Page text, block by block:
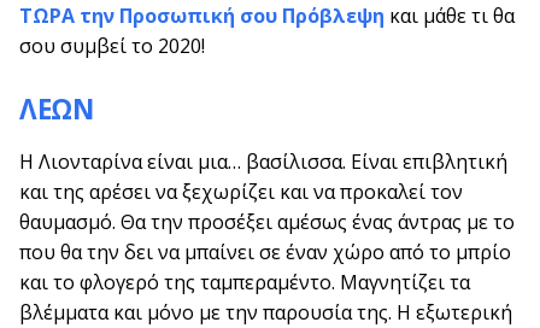
ΤΩΡΑ την Προσωπική σου Πρόβλεψη και μάθε τι θα
σου συμβεί το 2020!
ΛΕΩΝ
Η Λιονταρίνα είναι μια… βασίλισσα. Είναι επιβλητική
και της αρέσει να ξεχωρίζει και να προκαλεί τον
θαυμασμό. Θα την προσέξει αμέσως ένας άντρας με το
που θα την δει να μπαίνει σε έναν χώρο από το μπρίο
και το φλογερό της ταμπεραμέντο. Μαγνητίζει τα
βλέμματα και μόνο με την παρουσία της. Η εξωτερική